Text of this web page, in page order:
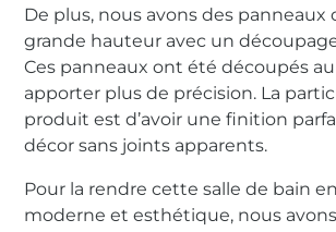
De plus, nous avons des panneaux
grande hauteur avec un
Ces panneaux ont été découpés
apporter plus de précision. La
produit est d’avoir une finition
décor sans joints apparents.
Pour la rendre cette salle de bain
moderne et esthétique, nous